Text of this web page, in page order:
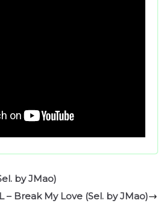
by JMao)
– Break My Love (Sel. by JMao)